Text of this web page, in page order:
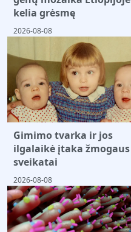
kelia grėsmę
2026-08-08
Gimimo tvarka ir jos
ilgalaikė įtaka žmogaus
sveikatai
2026-08-08